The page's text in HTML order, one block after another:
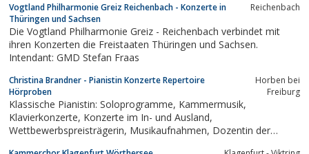
Vogtland Philharmonie Greiz Reichenbach - Konzerte in
Thüringen und Sachsen
Reichenbach
Die Vogtland Philharmonie Greiz - Reichenbach verbindet mit
ihren Konzerten die Freistaaten Thüringen und Sachsen.
Intendant: GMD Stefan Fraas
Christina Brandner - Pianistin Konzerte Repertoire
Hörproben
Horben bei
Freiburg
Klassische Pianistin: Soloprogramme, Kammermusik,
Klavierkonzerte, Konzerte im In- und Ausland,
Wettbewerbspreisträgerin, Musikaufnahmen, Dozentin der